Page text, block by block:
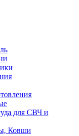
для СВЧ и
Ковши